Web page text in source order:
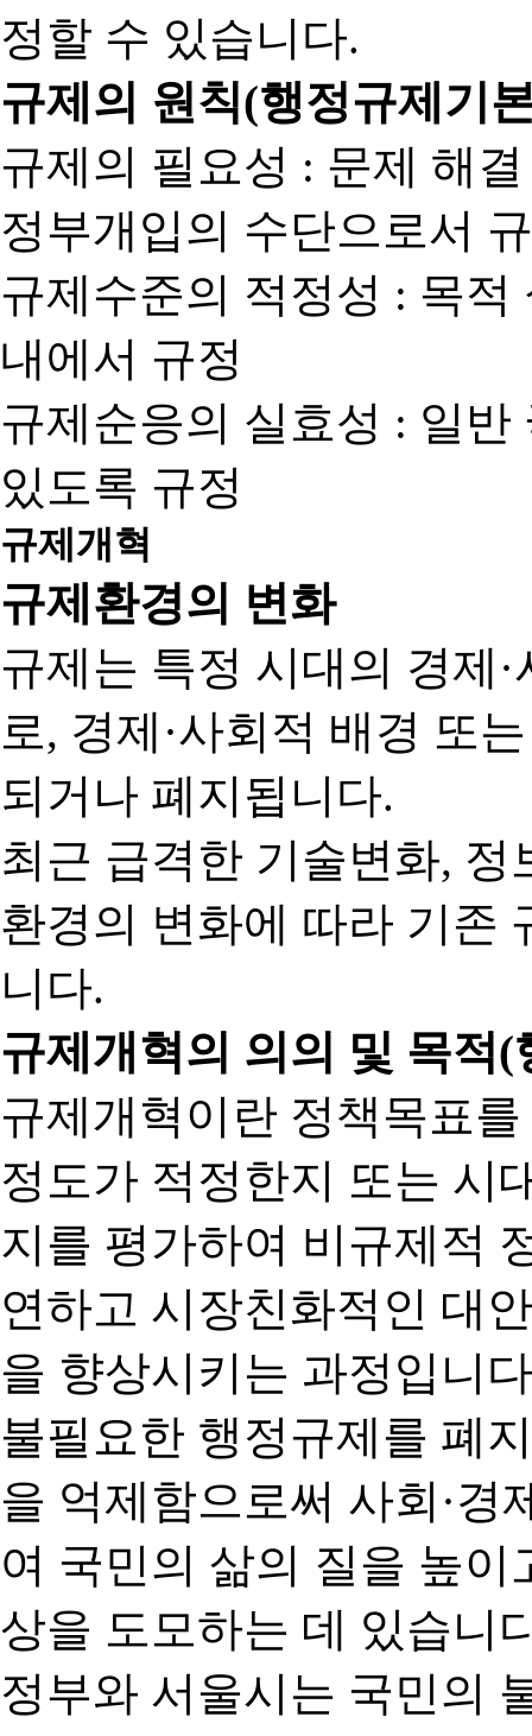
정할 수 있습니다.
규제의 원칙(행정규제기
규제의 필요성 : 문제 해
정부개입의 수단으로서
규제수준의 적정성 : 목
내에서 규정
규제순응의 실효성 : 일
있도록 규정
규제개혁
규제환경의 변화
규제는 특정 시대의 경제
로, 경제·사회적 배경 또
되거나 폐지됩니다.
최근 급격한 기술변화,
환경의 변화에 따라 기존
니다.
규제개혁의 의의 및 목적
규제개혁이란 정책목표
정도가 적정한지 또는 시
지를 평가하여 비규제적
연하고 시장친화적인 대
을 향상시키는 과정입니
불필요한 행정규제를 폐
을 억제함으로써 사회·경
여 국민의 삶의 질을 높
상을 도모하는 데 있습니
정부와 서울시는 국민의